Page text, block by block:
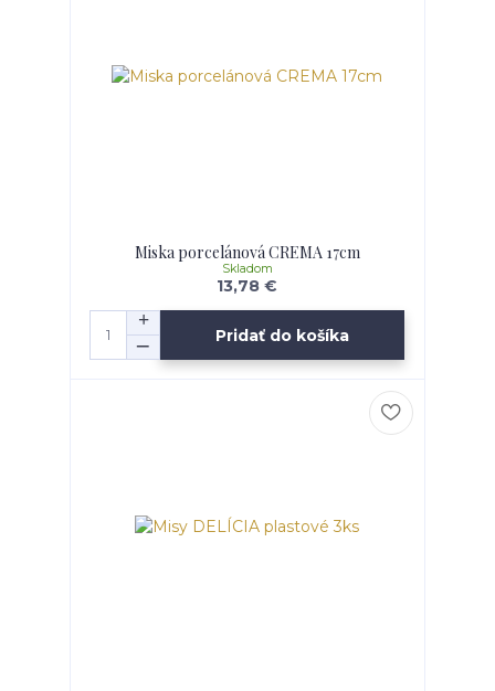
Miska porcelánová CREMA 17cm
13,78 €
Skladom
Pridať do košíka